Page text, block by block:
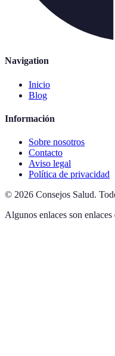
Navigation
Inicio
Blog
Información
Sobre nosotros
Contacto
Aviso legal
Política de privacidad
© 2026 Consejos Salud.
Algunos enlaces son